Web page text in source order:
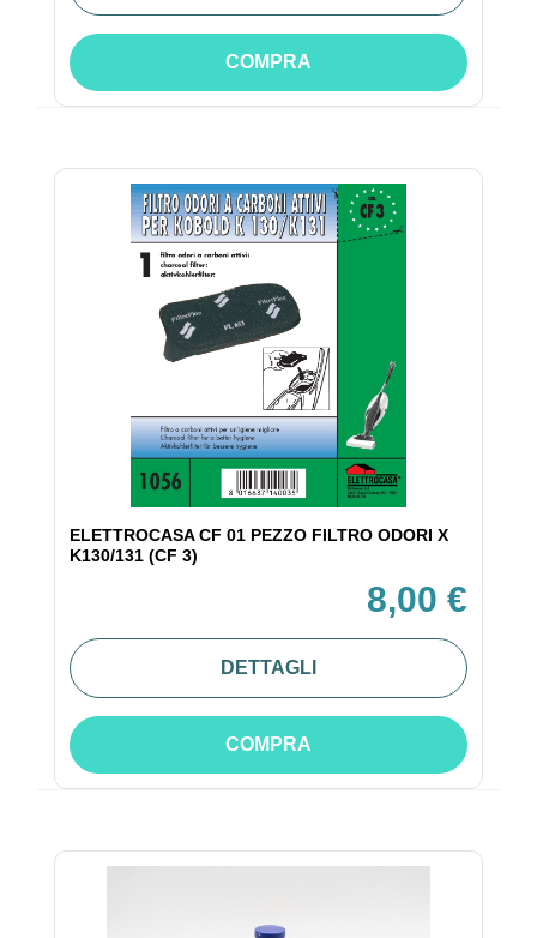
COMPRA
ELETTROCASA CF 01 PEZZO FILTRO ODORI X
K130/131 (CF 3)
8,00 €
DETTAGLI
COMPRA